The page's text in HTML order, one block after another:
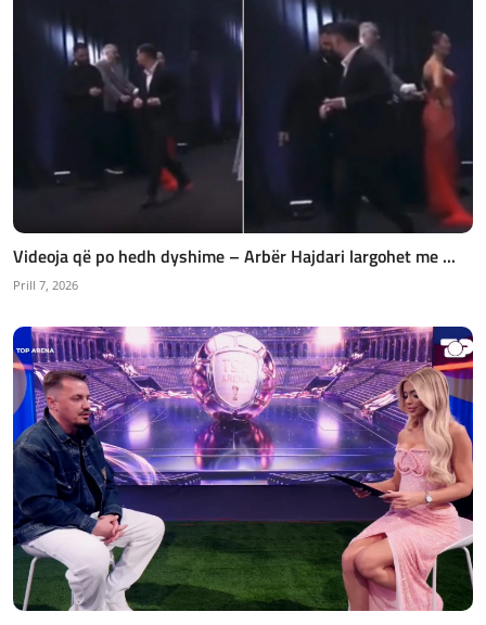
Videoja që po hedh dyshime – Arbër Hajdari largohet me ...
Prill 7, 2026